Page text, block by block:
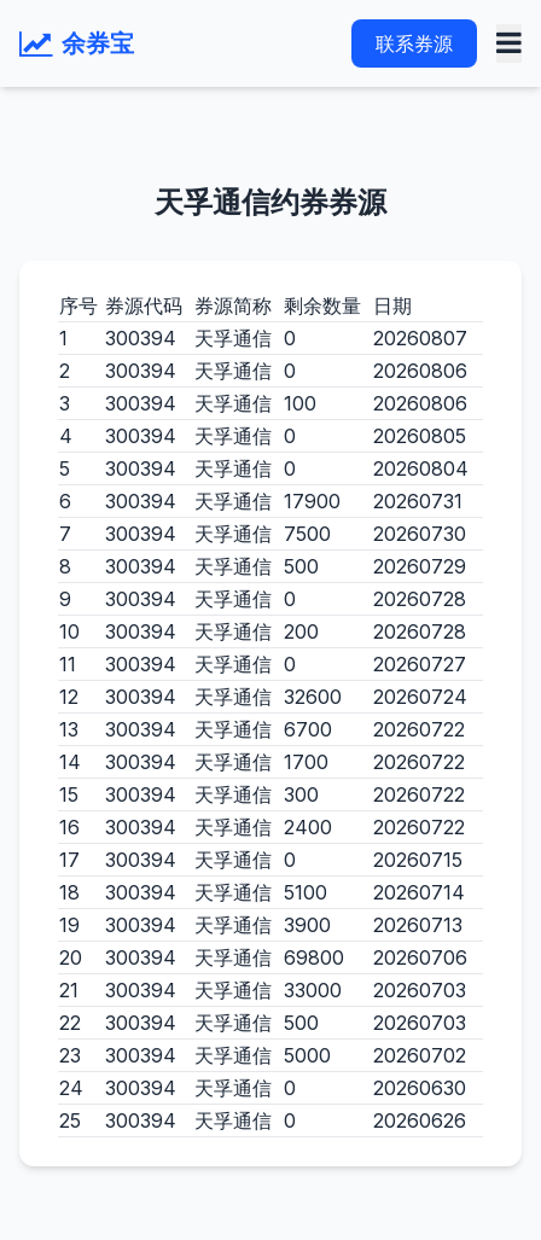
余券宝 联系券源
天孚通信约券券源
序号 券源代码 券源简称 剩余数量 日期
1
300394 天孚通信 0
20260807
2
300394 天孚通信 0
20260806
3
300394 天孚通信 100
20260806
4
300394 天孚通信 0
20260805
5
300394 天孚通信 0
20260804
6
300394 天孚通信 17900
20260731
7
300394 天孚通信 7500
20260730
8
300394 天孚通信 500
20260729
9
300394 天孚通信 0
20260728
10
300394 天孚通信 200
20260728
11
300394 天孚通信 0
20260727
12
300394 天孚通信 32600
20260724
13
300394 天孚通信 6700
20260722
14
300394 天孚通信 1700
20260722
15
300394 天孚通信 300
20260722
16
300394 天孚通信 2400
20260722
17
300394 天孚通信 0
20260715
18
300394 天孚通信 5100
20260714
19
300394 天孚通信 3900
20260713
20
300394 天孚通信 69800
20260706
21
300394 天孚通信 33000
20260703
22
300394 天孚通信 500
20260703
23
300394 天孚通信 5000
20260702
24
300394 天孚通信 0
20260630
25
300394 天孚通信 0 20260626